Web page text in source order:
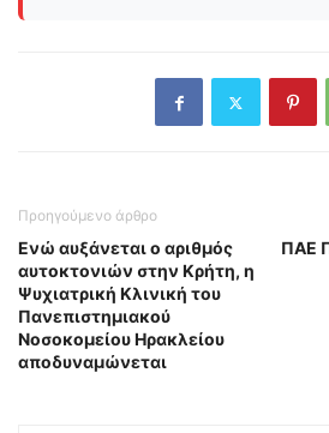
Προηγούμενο άρθρο
Ενώ αυξάνεται ο αριθμός
αυτοκτονιών στην Κρήτη, η
Ψυχιατρική Κλινική του
Πανεπιστημιακού
Νοσοκομείου Ηρακλείου
αποδυναμώνεται
ΠΑΕ